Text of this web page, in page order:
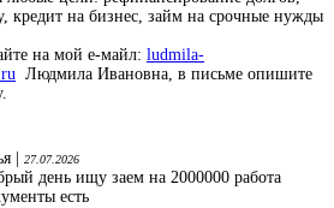
кредит на бизнес, займ на срочные нужды
на мой е-майл: ludmila-
Людмила Ивановна, в письме опишите
|
27.07.2026
день ищу заем на 2000000 работа
есть